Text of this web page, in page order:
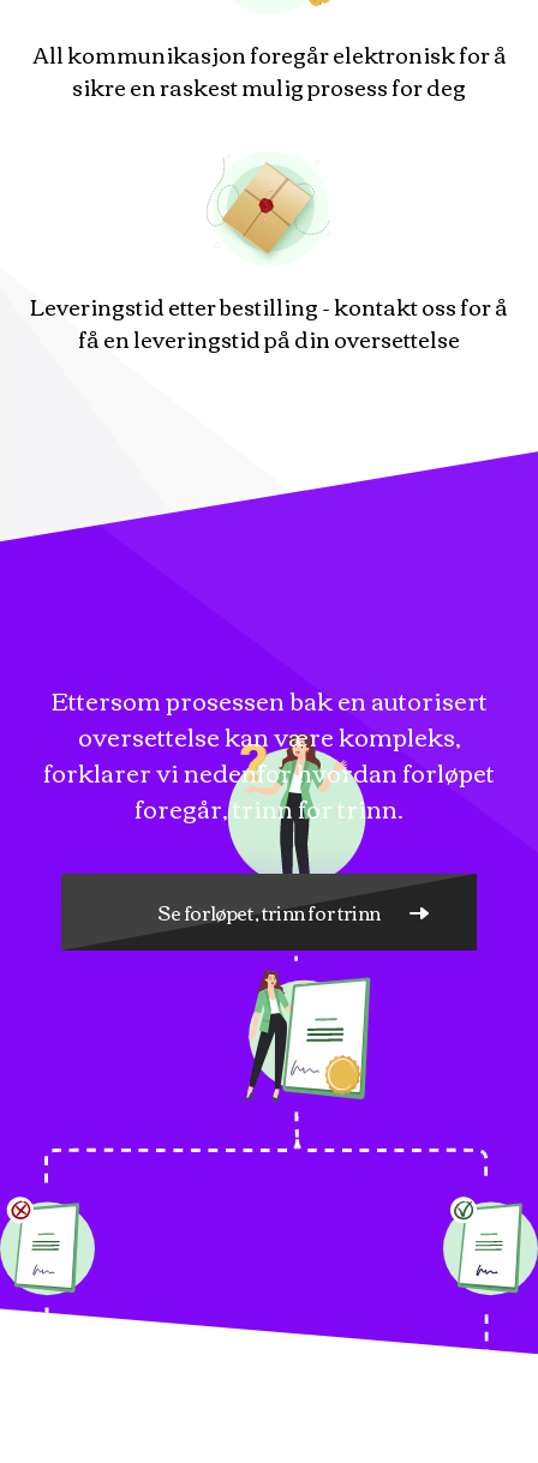
All kommunikasjon foregår elektronisk for å
sikre en raskest mulig prosess for deg
Leveringstid etter bestilling - kontakt oss for å
få en leveringstid på din oversettelse
Ettersom prosessen bak en autorisert
oversettelse kan være kompleks,
forklarer vi nedenfor hvordan forløpet
foregår, trinn for trinn.
Se forløpet, trinn for trinn